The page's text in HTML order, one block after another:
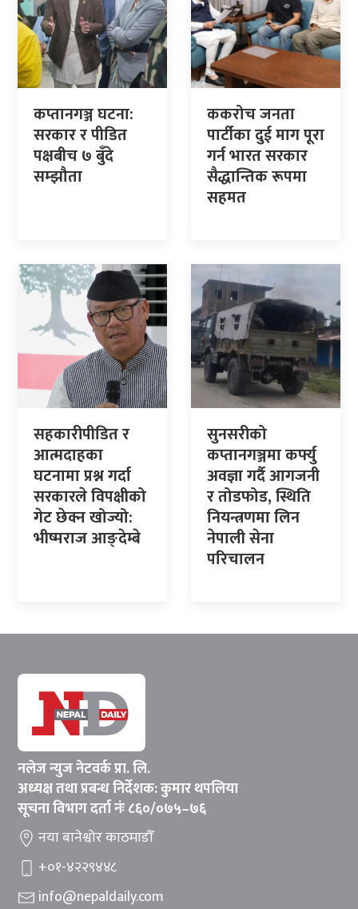
कप्तानगञ्ज घटना:
सरकार र पीडित
पक्षबीच ७ बुँदे
सम्झौता
ककरोच जनता
पार्टीका दुई माग पूरा
गर्न भारत सरकार
सैद्धान्तिक रूपमा
सहमत
सहकारीपीडित र
आत्मदाहका
घटनामा प्रश्न गर्दा
सरकारले विपक्षीको
गेट छेक्न खोज्यो:
भीष्मराज आङ्देम्बे
सुनसरीको
कप्तानगञ्जमा कर्फ्यु
अवज्ञा गर्दै आगजनी
र तोडफोड, स्थिति
नियन्त्रणमा लिन
नेपाली सेना
परिचालन
नलेज न्युज नेटवर्क प्रा. लि.
अध्यक्ष तथा प्रबन्ध निर्देशक: कुमार थपलिया
सूचना विभाग दर्ता नंः ८६०/०७५–७६
नया बानेश्वोर काठमाडौँ
+०१-४२२९४४८
info@nepaldaily.com